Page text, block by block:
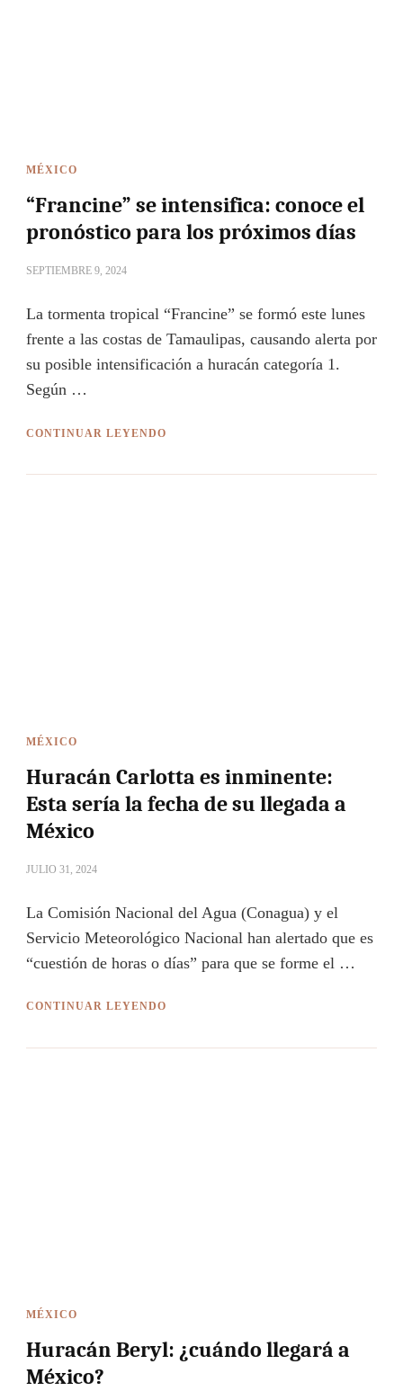
MÉXICO
“Francine” se intensifica: conoce el
pronóstico para los próximos días
SEPTIEMBRE 9, 2024
La tormenta tropical “Francine” se formó este lunes
frente a las costas de Tamaulipas, causando alerta por
su posible intensificación a huracán categoría 1.
Según …
CONTINUAR LEYENDO
MÉXICO
Huracán Carlotta es inminente:
Esta sería la fecha de su llegada a
México
JULIO 31, 2024
La Comisión Nacional del Agua (Conagua) y el
Servicio Meteorológico Nacional han alertado que es
“cuestión de horas o días” para que se forme el …
CONTINUAR LEYENDO
MÉXICO
Huracán Beryl: ¿cuándo llegará a
México?